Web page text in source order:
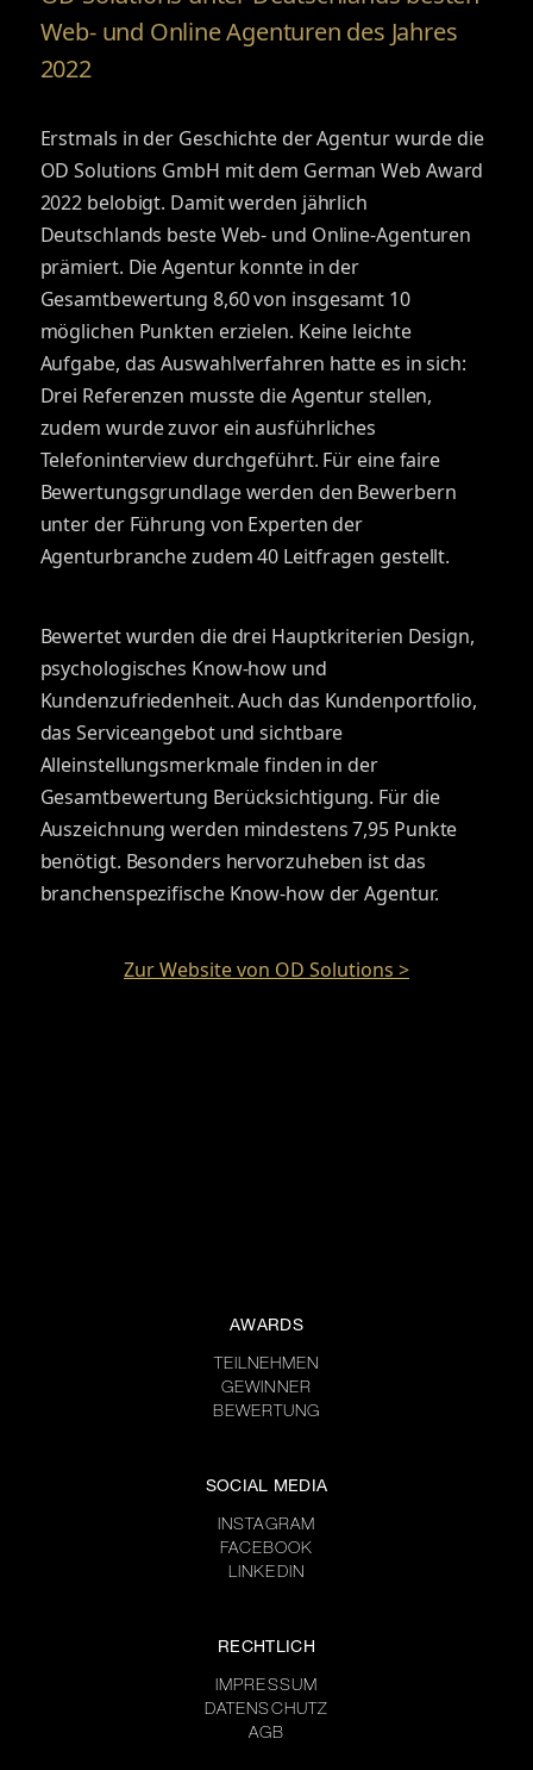
Web- und Online Agenturen des Jahres
2022
Erstmals in der Geschichte der Agentur wurde die
OD Solutions GmbH mit dem German Web Award
2022 belobigt. Damit werden jährlich
Deutschlands beste Web- und Online-Agenturen
prämiert. Die Agentur konnte in der
Gesamtbewertung 8,60 von insgesamt 10
möglichen Punkten erzielen. Keine leichte
Aufgabe, das Auswahlverfahren hatte es in sich:
Drei Referenzen musste die Agentur stellen,
zudem wurde zuvor ein ausführliches
Telefoninterview durchgeführt. Für eine faire
Bewertungsgrundlage werden den Bewerbern
unter der Führung von Experten der
Agenturbranche zudem 40 Leitfragen gestellt.
Bewertet wurden die drei Hauptkriterien Design,
psychologisches Know-how und
Kundenzufriedenheit. Auch das Kundenportfolio,
das Serviceangebot und sichtbare
Alleinstellungsmerkmale finden in der
Gesamtbewertung Berücksichtigung. Für die
Auszeichnung werden mindestens 7,95 Punkte
benötigt. Besonders hervorzuheben ist das
branchenspezifische Know-how der Agentur.
Zur Website von OD Solutions >
AWARDS
TEILNEHMEN
GEWINNER
BEWERTUNG
SOCIAL MEDIA
INSTAGRAM
FACEBOOK
LINKEDIN
RECHTLICH
IMPRESSUM
DATENSCHUTZ
AGB